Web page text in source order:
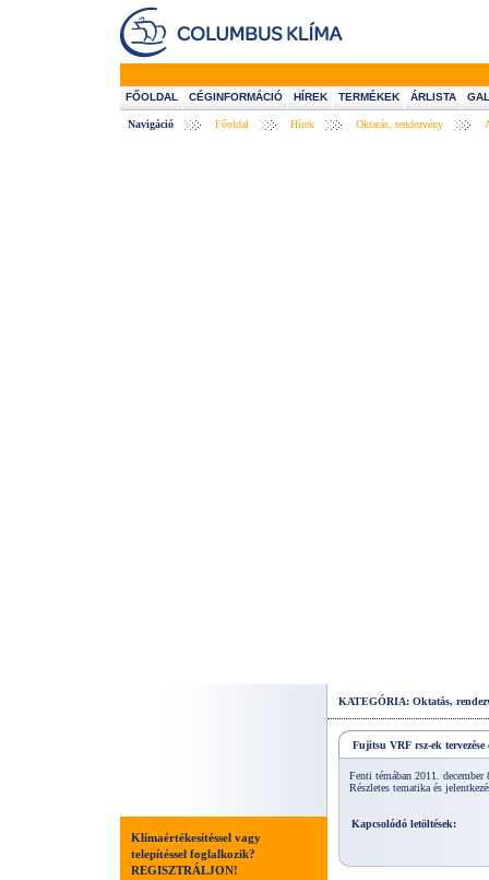
FŐOLDAL CÉGINFORMÁCIÓ HÍREK TERMÉKEK ÁRLISTA
Navigáció Főoldal Hírek Oktatás, rendezvény
Klímaértékesítéssel vagy
telepítéssel foglalkozik?
REGISZTRÁLJON!
KATEGÓRIA: Oktatás,
Fujitsu VRF rsz-ek
Fenti témában 2011. december
Részletes tematika és
Kapcsolódó letöltések: